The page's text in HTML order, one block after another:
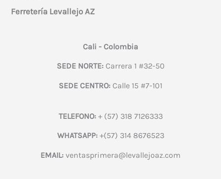
Ferretería Levallejo AZ
Cali - Colombia
SEDE NORTE:Carrera 1 #32-50
SEDE CENTRO: Calle 15 #7-101
TELEFONO:+ (57) 318 7126333
WHATSAPP:+(57) 314 8676523
EMAIL: ventasprimera@levallejoaz.com